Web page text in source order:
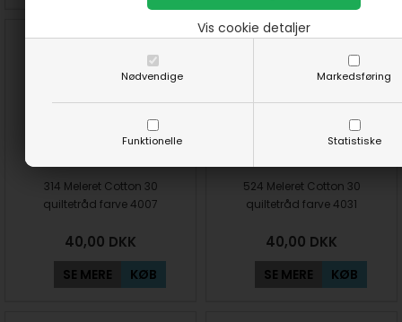
Nødvendige Markedsføring
Funktionelle Statistiske
Vis cookie detaljer
314 Meleret Cotton 30
quiltetråd farve 4007
40,00 DKK
SE MERE KØB
524 Meleret Cotton 30
quiltetråd farve 4031
40,00 DKK
SE MERE KØB